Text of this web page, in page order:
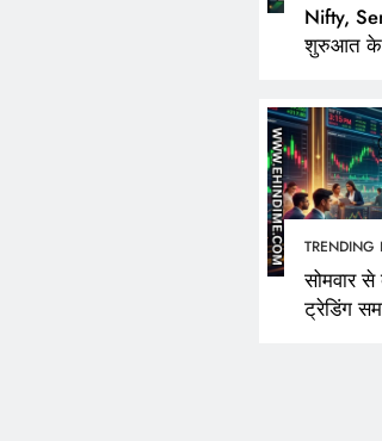
Nifty,
शुरुआत के
TRENDING
सोमवार
ट्रेडिंग